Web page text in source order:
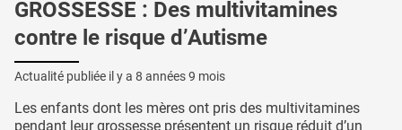
GROSSESSE : Des multivitamines
contre le risque d’Autisme
Actualité publiée il y a 8 années 9 mois
Les enfants dont les mères ont pris des multivitamines
pendant leur grossesse présentent un risque réduit d’un